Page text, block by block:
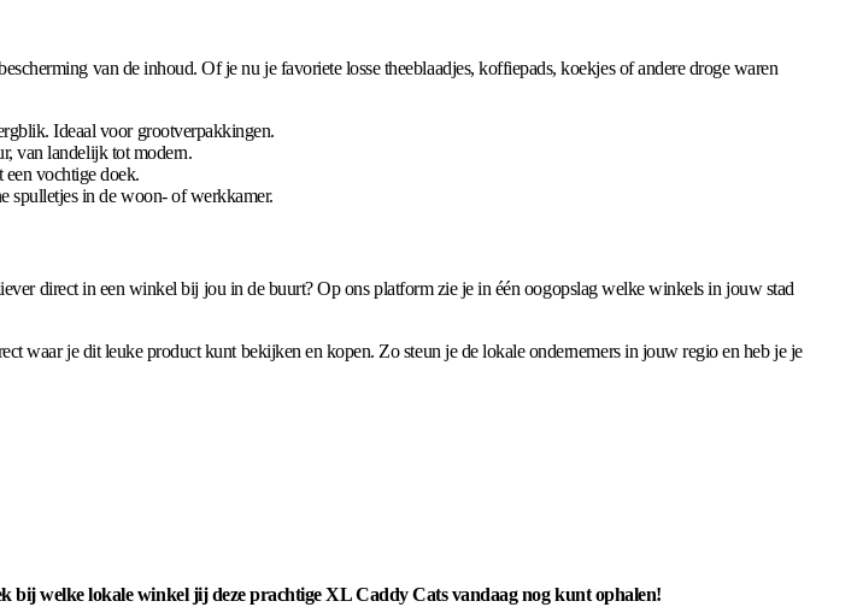
van de inhoud. Of je nu je favoriete losse theeblaadjes, koffiepads, koekjes of andere droge waren
Ideaal voor grootverpakkingen.
van landelijk tot modern.
een vochtige doek.
spulletjes in de woon- of werkkamer.
direct in een winkel bij jou in de buurt? Op ons platform zie je in één oogopslag welke winkels in jouw stad
waar je dit leuke product kunt bekijken en kopen. Zo steun je de lokale ondernemers in jouw regio en heb je je
bij welke lokale winkel jij deze prachtige XL Caddy Cats vandaag nog kunt ophalen!